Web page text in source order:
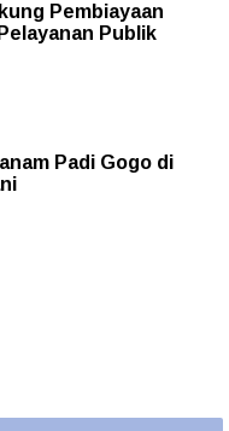
Pembiayaan
Publik
Padi Gogo di